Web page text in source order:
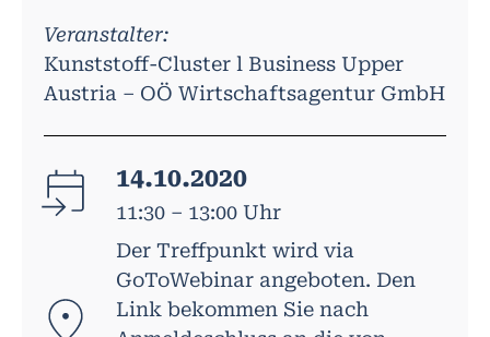
Veranstalter:
Kunststoff-Cluster l Business Upper
Austria – OÖ Wirtschaftsagentur GmbH
14.10.2020
11:30 – 13:00 Uhr
Der Treffpunkt wird via
GoToWebinar angeboten. Den
Link bekommen Sie nach